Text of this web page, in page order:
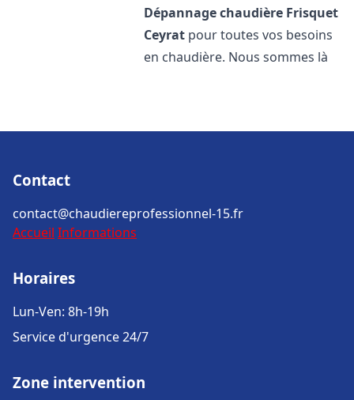
Dépannage chaudière Frisquet
Ceyrat pour toutes vos besoins
en chaudière. Nous sommes là
Contact
contact@chaudiereprofessionnel-15.fr
Accueil Informations
Horaires
Lun-Ven: 8h-19h
Service d'urgence 24/7
Zone intervention